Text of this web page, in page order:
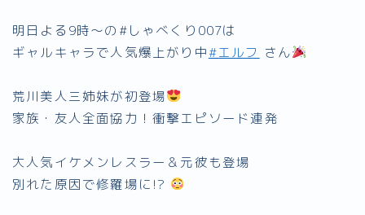
明日よる9時～の#しゃべくり007は
ギャルキャラで人気爆上がり中#エルフ さん
荒川美人三姉妹が初登場
家族・友人全面協力！衝撃エピソード連発
大人気イケメンレスラー＆元彼も登場
別れた原因で修羅場に!?